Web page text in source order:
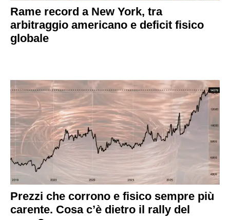
Rame record a New York, tra
arbitraggio americano e deficit fisico
globale
Prezzi che corrono e fisico sempre più
carente. Cosa c’è dietro il rally del